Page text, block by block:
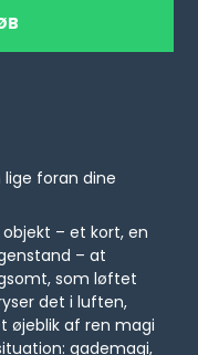
foran dine
objekt – et kort, en
– at
som løftet
det i luften,
øjeblik af ren magi
gademagi,